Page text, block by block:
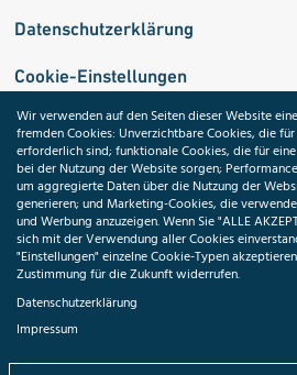
Datenschutzerklärung
Cookie-Einstellungen
ToolPool
Folgen Sie uns:
Wir verwenden auf den Seiten dieser Website
fremden Cookies: Unverzichtbare Cookies, die
erforderlich sind; funktionale Cookies, die für
bei der Nutzung der Website sorgen;
um aggregierte Daten über die Nutzung der
generieren; und Marketing-Cookies, die
und Werbung anzuzeigen. Wenn Sie "ALLE
sich mit der Verwendung aller Cookies
"Einstellungen" einzelne Cookie-Typen
Zustimmung für die Zukunft widerrufen.
Datenschutzerklärung
Impressum